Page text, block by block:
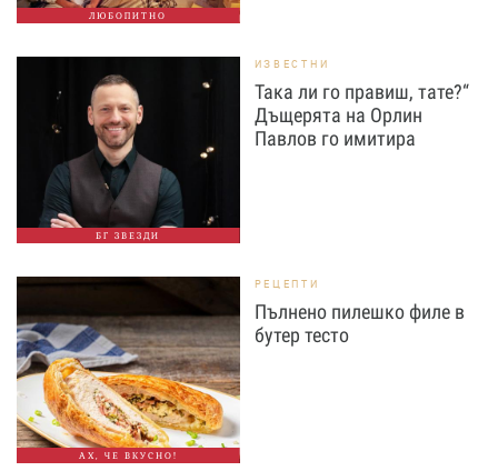
ЛЮБОПИТНО
БГ ЗВЕЗДИ
ИЗВЕСТНИ
Така ли го правиш, тате?“
Дъщерята на Орлин
Павлов го имитира
АХ, ЧЕ ВКУСНО!
РЕЦЕПТИ
Пълнено пилешко филе в
бутер тесто